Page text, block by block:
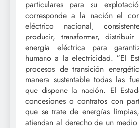
particulares para su
corresponde a la nación el
eléctrico nacional,
producir, transformar,
energía eléctrica para
humano a la electricidad. “El
procesos de transición
manera sustentable todas las
que dispone la nación. El
concesiones o contratos con
que se trate de energías
atiendan al derecho de un